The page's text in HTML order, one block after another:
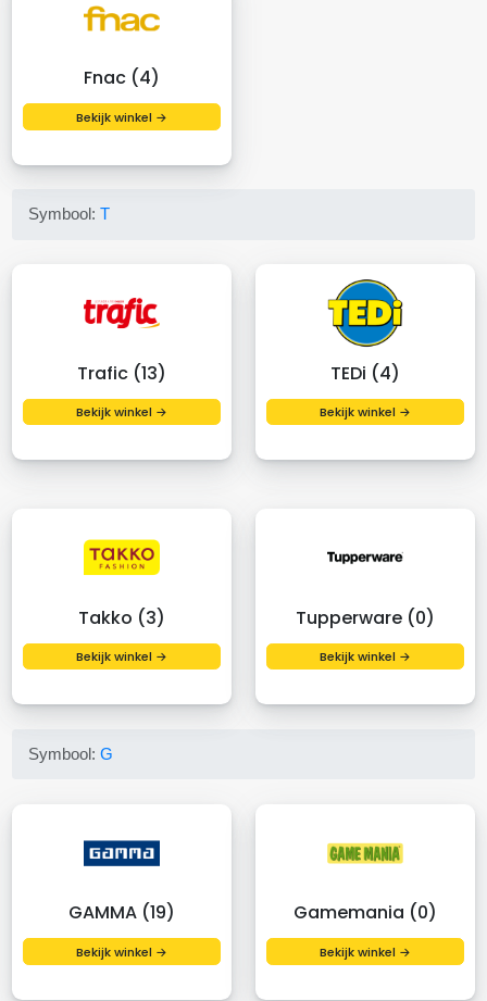
Fnac (4)
Bekijk winkel →
Symbool:T
Trafic (13)
Bekijk winkel →
TEDi (4)
Bekijk winkel →
Takko (3)
Bekijk winkel →
Tupperware (0)
Bekijk winkel →
Symbool:G
GAMMA (19)
Bekijk winkel →
Gamemania (0)
Bekijk winkel →